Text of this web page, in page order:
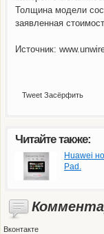
Толщина модели
заявленная
Источник:
Tweet Засёрфить
Читайте также:
Huawei
Pad.
Вконтакте